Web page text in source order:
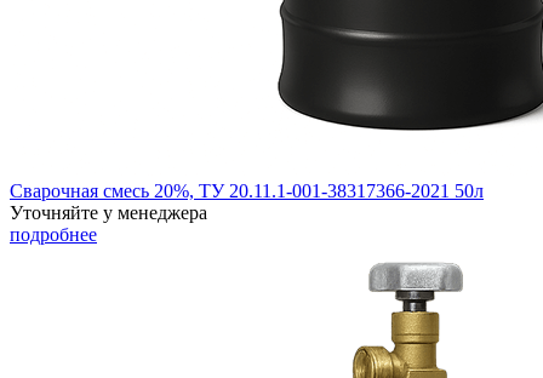
Сварочная смесь 20%, ТУ 20.11.1-001-38317366-2021 50л
Уточняйте у менеджера
подробнее